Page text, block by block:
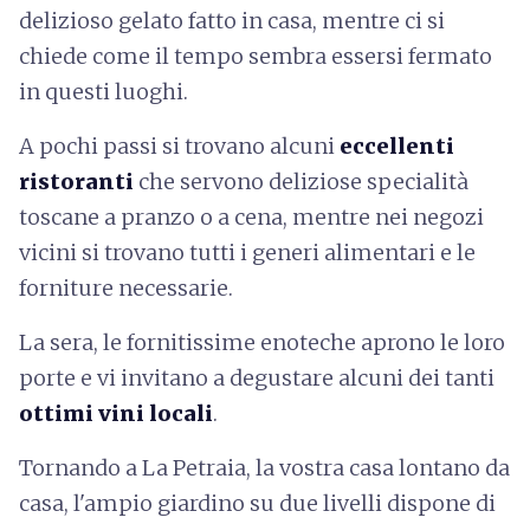
delizioso gelato fatto in casa, mentre ci si
chiede come il tempo sembra essersi fermato
in questi luoghi.
A pochi passi si trovano alcuni eccellenti
ristoranti che servono deliziose specialità
toscane a pranzo o a cena, mentre nei negozi
vicini si trovano tutti i generi alimentari e le
forniture necessarie.
La sera, le fornitissime enoteche aprono le loro
porte e vi invitano a degustare alcuni dei tanti
ottimi vini locali.
Tornando a La Petraia, la vostra casa lontano da
casa, l'ampio giardino su due livelli dispone di